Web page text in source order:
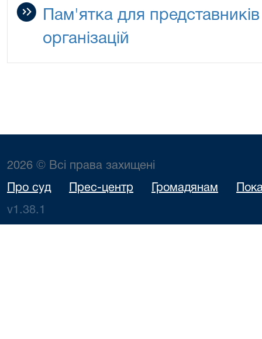
Пам'ятка для
організацій
2026 © Всі права захищені
Про суд Прес-центр Громадянам
v1.38.1